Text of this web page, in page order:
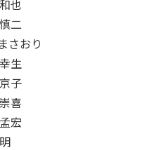
也
二
さおり
生
子
喜
宏